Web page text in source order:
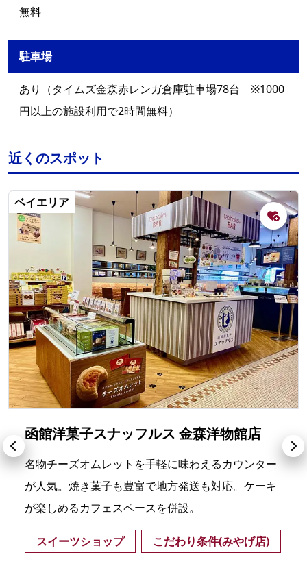
無料
駐車場
あり（タイムズ金森赤レンガ倉庫駐車場78台 ※1000
円以上の施設利用で2時間無料）
近くのスポット
ベイエリア
函館洋菓子スナッフルス 金森洋物館店
名物チーズオムレットを手軽に味わえるカウンター
が人気。焼き菓子も豊富で地方発送も対応。ケーキ
が楽しめるカフェスペースを併設。
スイーツショップ こだわり条件(みやげ店)